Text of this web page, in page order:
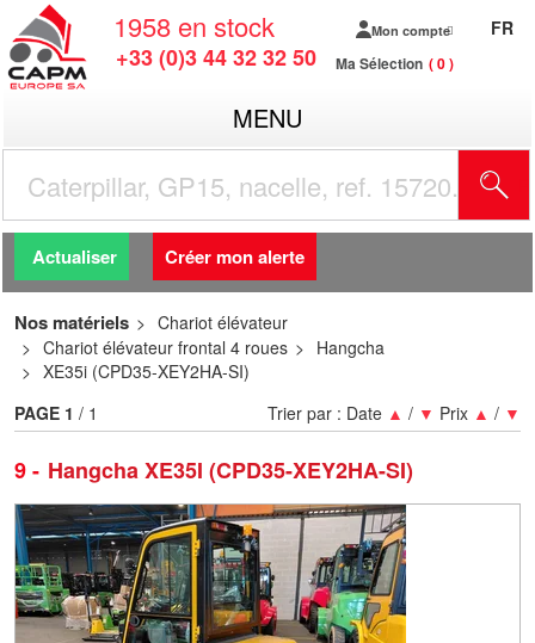
1958 en stock
+33 (0)3 44 32 32 50
Mon compte
Ma Sélection 0
FR
MENU
Actualiser Créer mon alerte
Nos matériels
Chariot élévateur
Chariot élévateur frontal 4 roues
Hangcha
XE35i (CPD35-XEY2HA-SI)
9 Hangcha XE35I (CPD35-XEY2HA-SI)
Trier par : Date ▲ / ▼ Prix ▲ / ▼
PAGE 1 / 1